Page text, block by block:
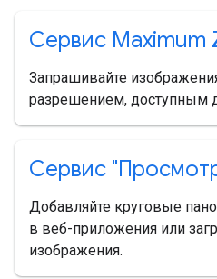
Сервис Maximum
Запрашивайте
разрешением, доступным
Сервис
Добавляйте круговые
в веб-приложения или
изображения.